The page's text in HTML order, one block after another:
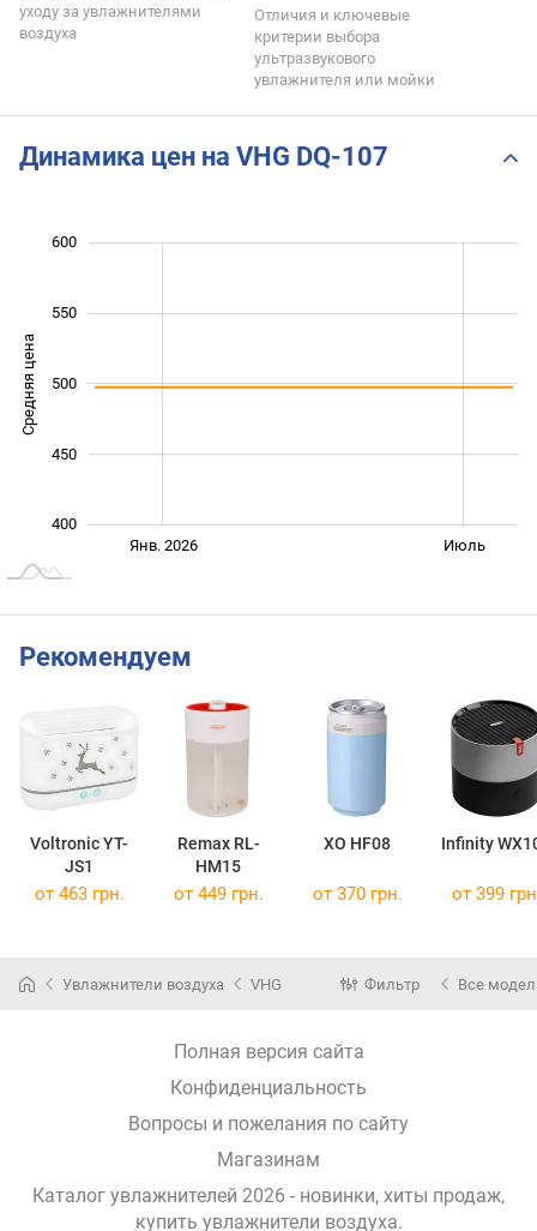
уходу за увлажнителями
воздуха
Отличия и ключевые
критерии выбора
ультразвукового
увлажнителя или мойки
Динамика цен на VHG DQ-107
Средняя цена 400
400
450
500
550
600
Янв. 2026 Июль
Рекомендуем
Voltronic YT-
JS1
Remax RL-
HM15
XO HF08 Infinity
от 463 грн. от 449 грн. от 370 грн. от 399
Увлажнители воздуха VHG Фильтр Все
Полная версия сайта
Конфиденциальность
Вопросы и пожелания по сайту
Магазинам
Каталог увлажнителей 2026 - новинки, хиты продаж,
купить увлажнители воздуха.